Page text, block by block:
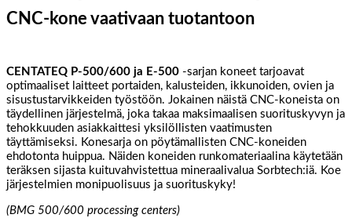
CNC-kone vaativaan tuotantoon
CENTATEQ P-500/600 ja E-500 -sarjan koneet tarjoavat
optimaaliset laitteet portaiden, kalusteiden, ikkunoiden, ovien ja
sisustustarvikkeiden työstöön. Jokainen näistä CNC-koneista on
täydellinen järjestelmä, joka takaa maksimaalisen suorituskyvyn ja
tehokkuuden asiakkaittesi yksilöllisten vaatimusten
täyttämiseksi. Konesarja on pöytämallisten CNC-koneiden
ehdotonta huippua. Näiden koneiden runkomateriaalina käytetään
teräksen sijasta kuituvahvistettua mineraalivalua Sorbtech:iä. Koe
järjestelmien monipuolisuus ja suorituskyky!
(BMG 500/600 processing centers)